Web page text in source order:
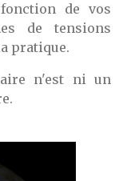
de vos
de tensions
pratique.
n'est ni un